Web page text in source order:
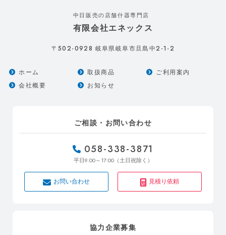
中日販売の店舗什器専門店
有限会社エネックス
〒502-0928 岐阜県岐阜市旦島中2-1-2
ホーム 取扱商品
ご利用案内
会社概要
お知らせ
ご相談・お問い合わせ
058-338-3871
平日9:00～17:00（土日祝除く）
お問い合わせ 見積り依頼
協力企業募集